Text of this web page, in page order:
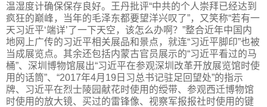
温湿度计确保保存良好。王丹批评“中共的个人崇拜已经达到
疯狂的巅峰，当年的毛泽东都要望洋兴叹了”，又笑称“若有一
天习近平‘端详’了一下天空，该怎么办啊？”整合近年中国内
地网上广传的习近平相关展品和景点，就连“习近平脚印”也被
当成展览点。其余还包括内蒙古官员展示的“习近平看过的马
桶”、深圳博物馆展出“习近平在参观深圳改革开放展览馆时使
用的话筒”、“2017年4月19日习总书记驻足回望处”的指示
牌、习近平在烈士陵园献花时使用的绶带、参观西迁博物馆
时使用的放大镜、买过的雷锋像、视察军报报社时使用的键